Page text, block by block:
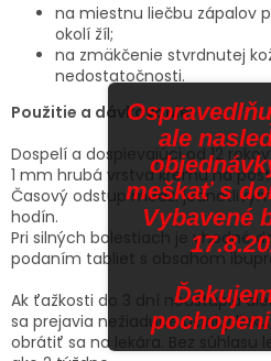
na miestnu liečbu zápalov
okolí žíl;
na zmäkčenie stvrdnutej
nedostatočnosti.
Použitie a dávkovanie:
Dospelí a dospievajúci od 12
1 mm hrubá vrstva krému na
Časový odstup medzi
hodín.
Pri silných bolestiach je vhodné
podaním tabliet s obsahom
Ak ťažkosti do 3 dní neustúpia
sa prejavia nežiaduce účinky
obrátiť sa na lekára. Bez súhlasu
ale
meškať s
Vybavené